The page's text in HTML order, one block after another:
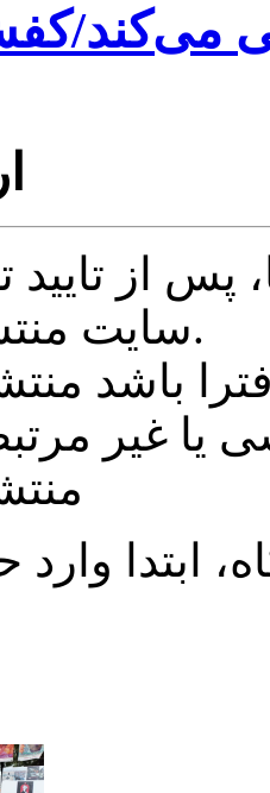
می‌کند/
از تایید
سایت منتشر خواهد شد.
یا غیر
ابتدا